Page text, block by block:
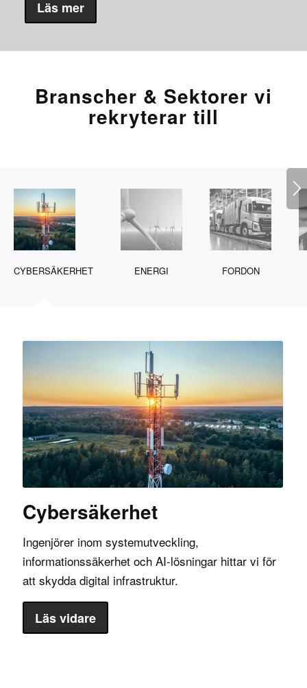
Läs mer
Branscher & Sektorer vi
rekryterar till
CYBERSÄKERHET ENERGI FORDON
Cybersäkerhet
Ingenjörer inom systemutveckling,
informationssäkerhet och AI-lösningar hittar vi för
att skydda digital infrastruktur.
Läs vidare